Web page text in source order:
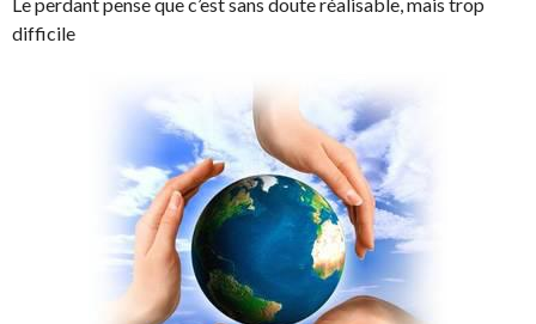
difficile